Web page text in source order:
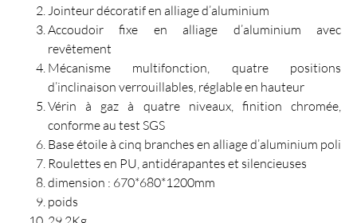
Jointeur décoratif en alliage d’aluminium
Accoudoir fixe en alliage d’aluminium avec
revêtement
Mécanisme multifonction, quatre positions
d’inclinaison verrouillables, réglable en hauteur
Vérin à gaz à quatre niveaux, finition chromée,
conforme au test SGS
Base étoile à cinq branches en alliage d’aluminium poli
Roulettes en PU, antidérapantes et silencieuses
dimension : 670*680*1200mm
poids